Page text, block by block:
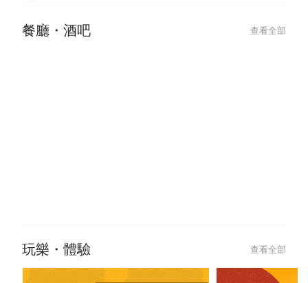
餐廳・酒吧 查看全部
玩樂・體驗 查看全部